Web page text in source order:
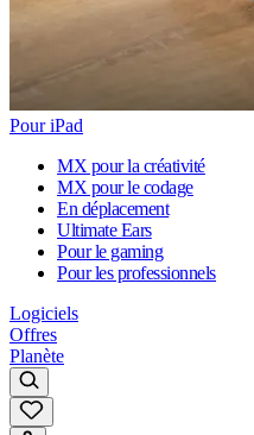
Pour iPad
MX pour la créativité
MX pour le codage
En déplacement
Ultimate Ears
Pour le gaming
Pour les professionnels
Logiciels
Offres
Planète